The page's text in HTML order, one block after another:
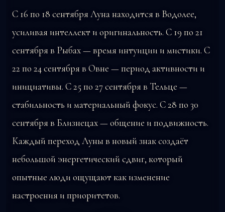
С 16 по 18 сентября Луна находится в Водолее,
усиливая интеллект и оригинальность. С 19 по 21
сентября в Рыбах — время интуиции и мистики. С
22 по 24 сентября в Овне — период активности и
инициативы. С 25 по 27 сентября в Тельце —
стабильность и материальный фокус. С 28 по 30
сентября в Близнецах — общение и подвижность.
Каждый переход Луны в новый знак создаёт
небольшой энергетический сдвиг, который
опытные люди ощущают как изменение
настроения и приоритетов.